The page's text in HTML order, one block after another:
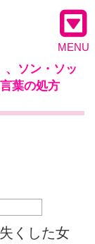
MENU
、ソン・ソッ
葉の処方
くした女